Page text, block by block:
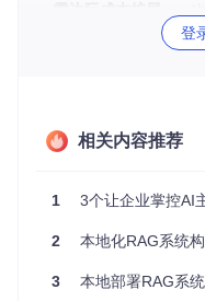
按调用次数计费的云
离线可用的业务连续
图1：RAG-Anything多
完整数据处理流程
2.三步完成零代码
2.1 环境依赖快速配置
首先克隆项目仓库并安
登
相关内容推荐
1 3个让企业掌控AI主动权的
2 本地化RAG系统构建
3 本地部署RAG系统：基